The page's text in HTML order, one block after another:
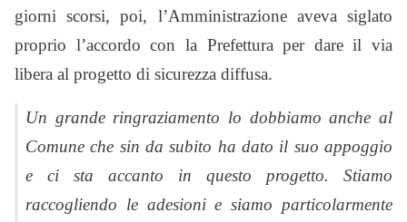
giorni scorsi, poi, l’Amministrazione aveva siglato
proprio l’accordo con la Prefettura per dare il via
libera al progetto di sicurezza diffusa.
Un grande ringraziamento lo dobbiamo anche al
Comune che sin da subito ha dato il suo appoggio
e ci sta accanto in questo progetto. Stiamo
raccogliendo le adesioni e siamo particolarmente